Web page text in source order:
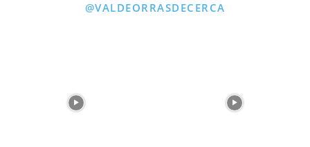
@VALDEORRASDECERCA